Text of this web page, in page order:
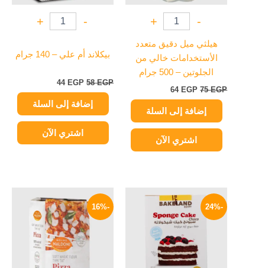
-
+
هيلثي ميل دقيق متعدد
الأستخدامات خالي من
الجلوتين – 500 جرام
75EGP
64 EGP
إضافة إلى السلة
اشتري الآن
-
+
بيكلاند أم علي – 140 جرام
58EGP
44 EGP
إضافة إلى السلة
اشتري الآن
-24%
الأصلي
هو:
78 EGP.
الحالي
هو:
59 EGP.
-16%
الأصلي
هو:
190 EGP.
الحالي
هو:
159 EGP.